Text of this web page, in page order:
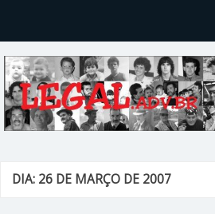
DIA: 26 DE MARÇO DE 2007